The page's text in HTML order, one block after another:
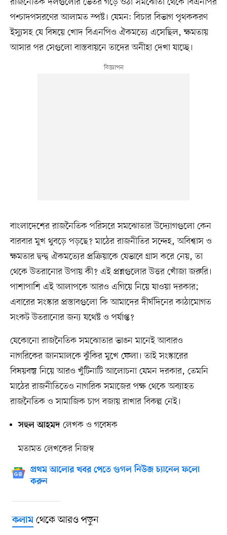
পশ্চাদপসরণের আলামত স্পষ্ট। যেমন: বিচার বিভাগ পৃথককরণ
ইস্যুসহ যে বিষয়ে খোদ বিএনপিও ঐকমত্যে এসেছিল, ক্ষমতায়
আসার পর সেগুলো বাস্তবায়নে তাদের অনীহা দেখা যাচ্ছে।
বাংলাদেশের রাজনৈতিক পরিসরে সমঝোতার উদ্যোগগুলো কেন
বারবার মুখ থুবড়ে পড়ছে? মাঠের রাজনীতির সন্দেহ, অবিশ্বাস ও
ক্ষমতার দ্বন্দ্ব ঐকমত্যের প্রক্রিয়াকে যেভাবে গ্রাস করে নেয়, তা
থেকে উতরানোর উপায় কী? এই প্রশ্নগুলোর উত্তর খোঁজা জরুরি।
পাশাপাশি এই আলাপকে আরও এগিয়ে নিয়ে যাওয়া দরকার;
এবারের সংস্কার প্রস্তাবগুলো কি আমাদের দীর্ঘদিনের কাঠামোগত
সংকট উতরানোর জন্য যথেষ্ট ও পর্যাপ্ত?
যেকোনো রাজনৈতিক সমঝোতার ভাঙন মানেই আবারও
নাগরিকের জানমালকে ঝুঁকির মুখে ফেলা। তাই সংস্কারের
বিষয়বস্তু নিয়ে আরও খুঁটিনাটি আলোচনা যেমন দরকার, তেমনি
মাঠের রাজনীতিতেও নাগরিক সমাজের পক্ষ থেকে অব্যাহত
রাজনৈতিক ও সামাজিক চাপ বজায় রাখার বিকল্প নেই।
সহুল আহমদলেখক ও গবেষক
মতামত লেখকের নিজস্ব
প্রথম আলোর খবর পেতে গুগল নিউজ চ্যানেল ফলো
করুন
কলামথেকে আরও পড়ুন